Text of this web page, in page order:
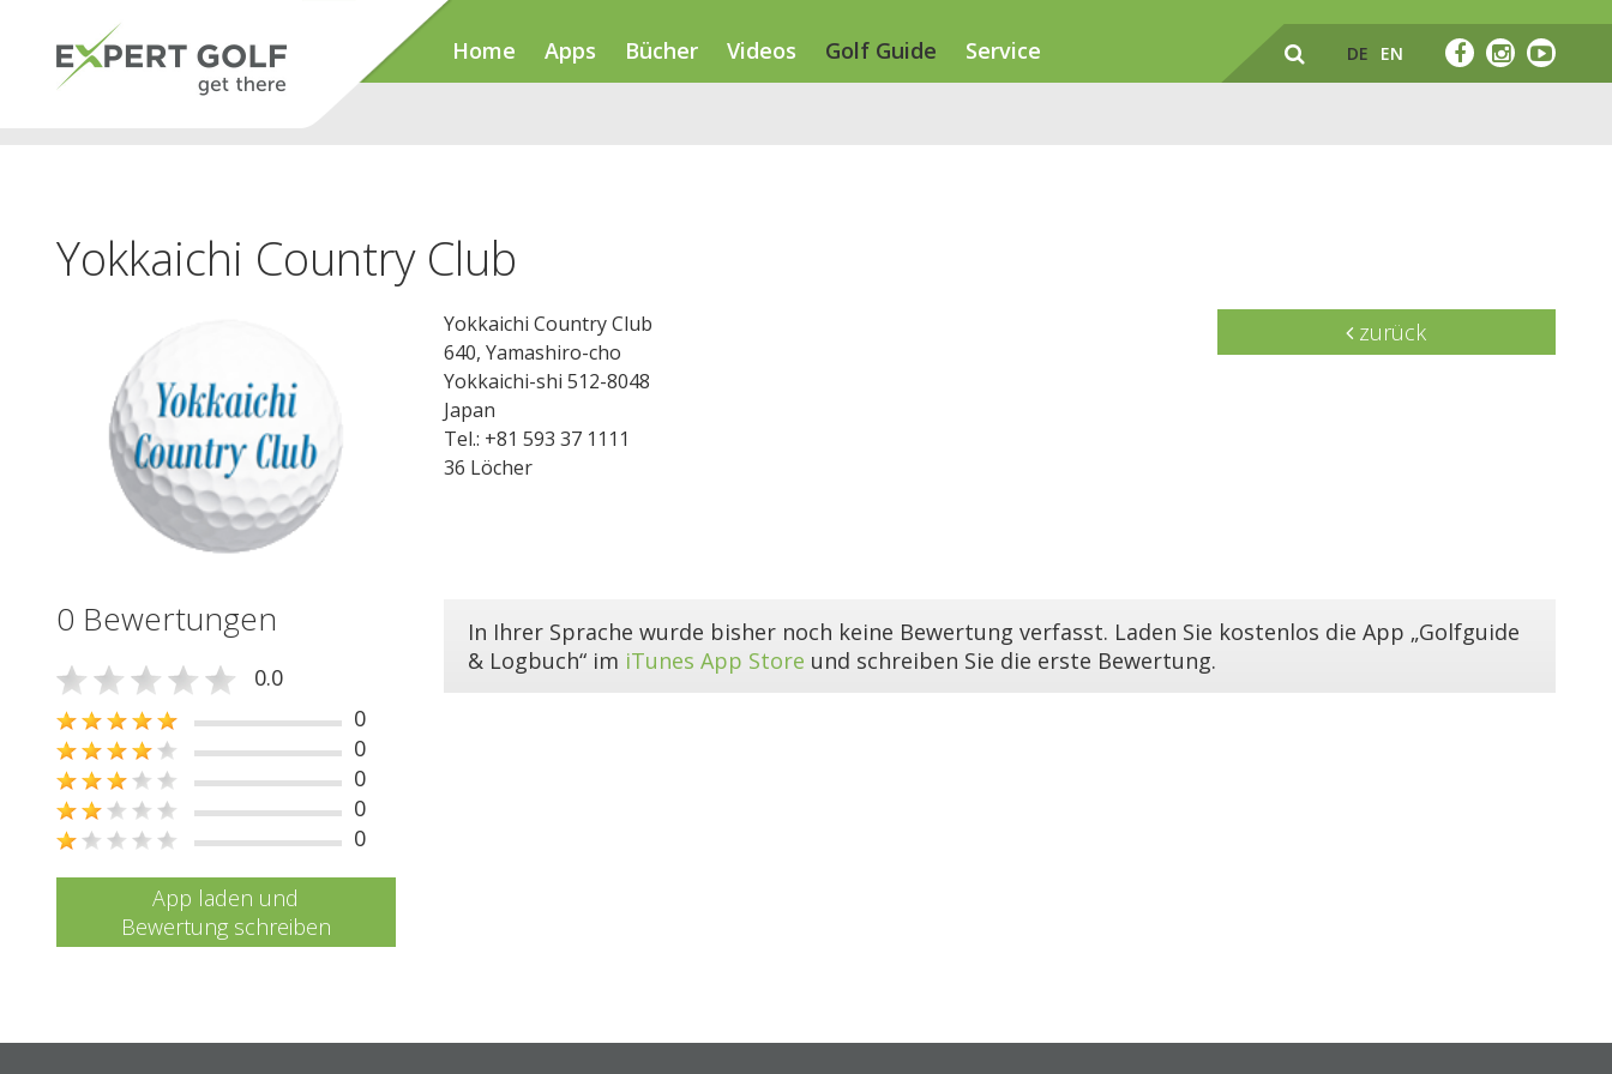
Home Apps Bücher Videos Golf Guide Service DE EN
Yokkaichi Country Club
Yokkaichi Country Club
640, Yamashiro-cho
Yokkaichi-shi 512-8048
Japan
Tel.: +81 593 37 1111
36 Löcher
zurück
0 Bewertungen
0.0
0
0
0
0
0
App laden und
Bewertung schreiben
In Ihrer Sprache wurde bisher noch keine Bewertung verfasst. Laden Sie kostenlos die App „Golfguide
& Logbuch“ im iTunes App Store und schreiben Sie die erste Bewertung.